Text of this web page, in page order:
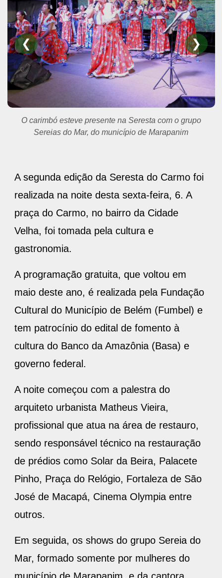
❮ ❯
O carimbó esteve presente na Seresta com o grupo
Sereias do Mar, do município de Marapanim
A segunda edição da Seresta do Carmo foi
realizada na noite desta sexta-feira, 6. A
praça do Carmo, no bairro da Cidade
Velha, foi tomada pela cultura e
gastronomia.
A programação gratuita, que voltou em
maio deste ano, é realizada pela Fundação
Cultural do Município de Belém (Fumbel) e
tem patrocínio do edital de fomento à
cultura do Banco da Amazônia (Basa) e
governo federal.
A noite começou com a palestra do
arquiteto urbanista Matheus Vieira,
profissional que atua na área de restauro,
sendo responsável técnico na restauração
de prédios como Solar da Beira, Palacete
Pinho, Praça do Relógio, Fortaleza de São
José de Macapá, Cinema Olympia entre
outros.
Em seguida, os shows do grupo Sereia do
Mar, formado somente por mulheres do